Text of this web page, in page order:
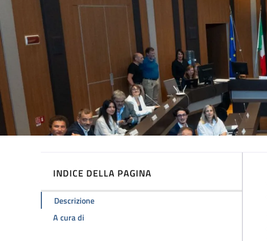
INDICE DELLA PAGINA
Descrizione
A cura di